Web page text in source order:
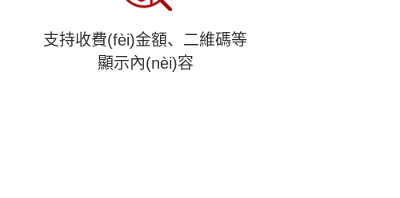
支持收費(fèi)金額、二維碼等
顯示內(nèi)容